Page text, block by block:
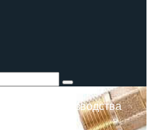
воды для производства